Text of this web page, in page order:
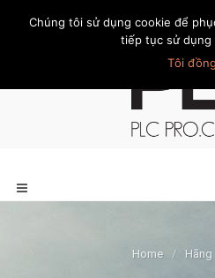
Trang chủ Giới thiệu Khách hàng
Home / Hãng
Chúng tôi sử dụng cookie để
tiếp tục sử dụng
Tôi